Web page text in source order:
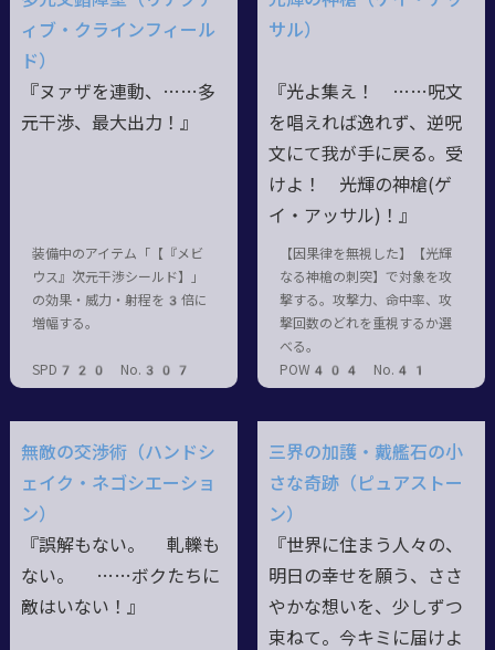
ィブ・クラインフィール
ド）
『ヌァザを連動、……多
元干渉、最大出力！』
装備中のアイテム「【『メビ
ウス』次元干渉シールド】」
の効果・威力・射程を3倍に
増幅する。
SPD720 No.307
サル）
『光よ集え！ ……呪文
を唱えれば逸れず、逆呪
文にて我が手に戻る。受
けよ！ 光輝の神槍(ゲ
イ・アッサル)！』
【因果律を無視した】【光輝
なる神槍の刺突】で対象を攻
撃する。攻撃力、命中率、攻
撃回数のどれを重視するか選
べる。
POW404 No.41
無敵の交渉術（ハンドシ
ェイク・ネゴシエーショ
ン）
『誤解もない。 軋轢も
ない。 ……ボクたちに
敵はいない！』
三界の加護・戴艦石の小
さな奇跡（ピュアストー
ン）
『世界に住まう人々の、
明日の幸せを願う、ささ
やかな想いを、少しずつ
束ねて。今キミに届けよ